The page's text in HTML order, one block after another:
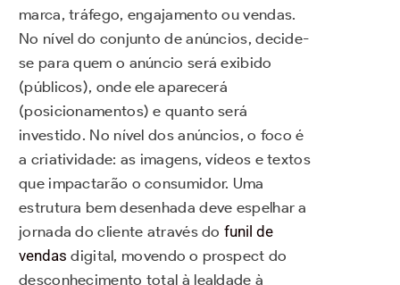
marca, tráfego, engajamento ou vendas.
No nível do conjunto de anúncios, decide-
se para quem o anúncio será exibido
(públicos), onde ele aparecerá
(posicionamentos) e quanto será
investido. No nível dos anúncios, o foco é
a criatividade: as imagens, vídeos e textos
que impactarão o consumidor. Uma
estrutura bem desenhada deve espelhar a
jornada do cliente através dofunil de
vendas digital, movendo o prospect do
desconhecimento total à lealdade à